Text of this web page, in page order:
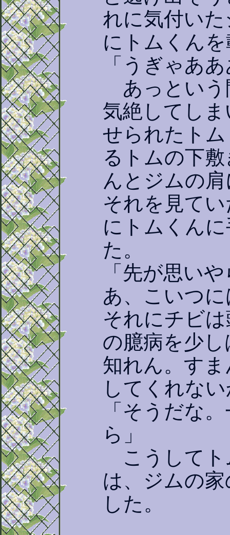
れに気付い
にトムくん
「うぎゃあ
あっという
気絶してし
せられたト
るトムの下
んとジムの
それを見て
にトムくん
た。
「先が思い
あ、こいつ
それにチビ
の臆病を少
知れん。す
してくれな
「そうだな
ら」
こうしてト
は、ジムの
した。